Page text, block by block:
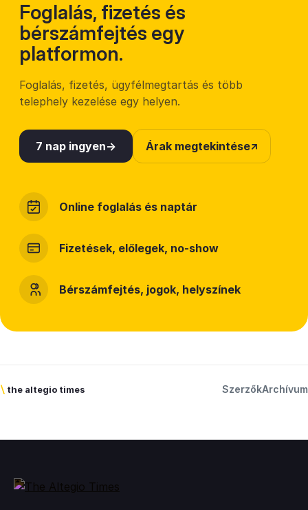
Foglalás, fizetés és
bérszámfejtés egy
platformon.
Foglalás, fizetés, ügyfélmegtartás és több
telephely kezelése egy helyen.
7 nap ingyen Árak megtekintése
Online foglalás és naptár
Fizetések, előlegek, no-show
Bérszámfejtés, jogok, helyszínek
\ the altegio times SzerzőkArchívum